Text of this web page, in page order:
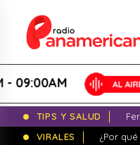
TIPS Y SALUD
VIRALES
¿Por